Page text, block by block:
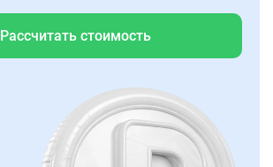
Рассчитать стоимость